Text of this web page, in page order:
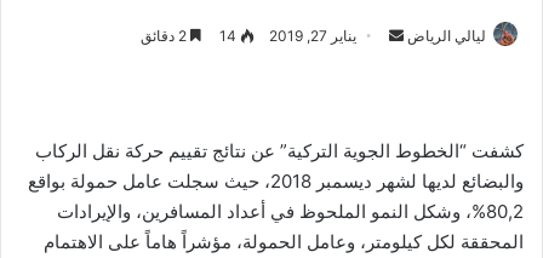
ليالي الرياض
ر
ي
د
يناير 27, 2019 14
كشفت “الخطوط الجوية التركية” عن نتائج تقييم حركة نقل الركاب
والبضائع لديها لشهر ديسمبر 2018، حيث سجلت عامل حمولة بواقع
80,2%، وشكل النمو الملحوظ في أعداد المسافرين، والإيرادات
المحققة لكل كيلومتر، وعامل الحمولة، مؤشراً هاماً على الاهتمام